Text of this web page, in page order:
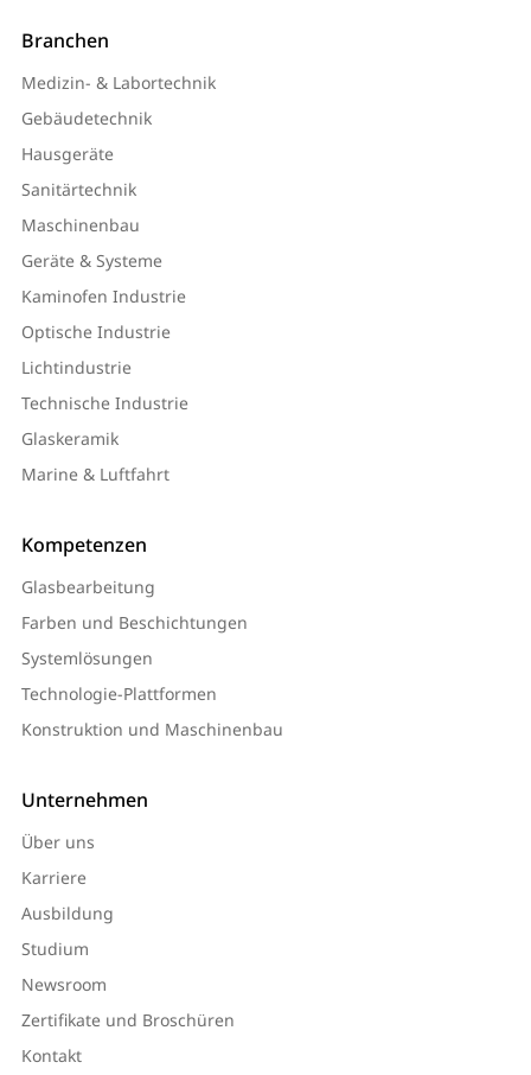
Branchen
Medizin- & Labortechnik
Gebäudetechnik
Hausgeräte
Sanitärtechnik
Maschinenbau
Geräte & Systeme
Kaminofen Industrie
Optische Industrie
Lichtindustrie
Technische Industrie
Glaskeramik
Marine & Luftfahrt
Kompetenzen
Glasbearbeitung
Farben und Beschichtungen
Systemlösungen
Technologie-Plattformen
Konstruktion und Maschinenbau
Unternehmen
Über uns
Karriere
Ausbildung
Studium
Newsroom
Zertifikate und Broschüren
Kontakt